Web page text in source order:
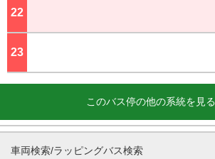
22
23
このバス停の他の系統を見る
車両検索/ラッピングバス検索